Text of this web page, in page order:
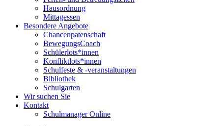
Hausordnung
Mittagessen
Besondere Angebote
Chancenpatenschaft
BewegungsCoach
Schülerlots*innen
Konfliktlots*innen
Schulfeste & -veranstaltungen
Bibliothek
Schulgarten
Wir suchen Sie
Kontakt
Schulmanager Online